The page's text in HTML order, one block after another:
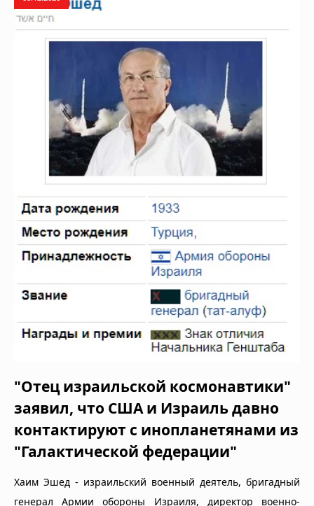
"Отец израильской космонавтики"
заявил, что США и Израиль давно
контактируют с инопланетянами из
"Галактической федерации"
Хаим Эшед - израильский военный деятель, бригадный
генерал Армии обороны Израиля, директор военно-